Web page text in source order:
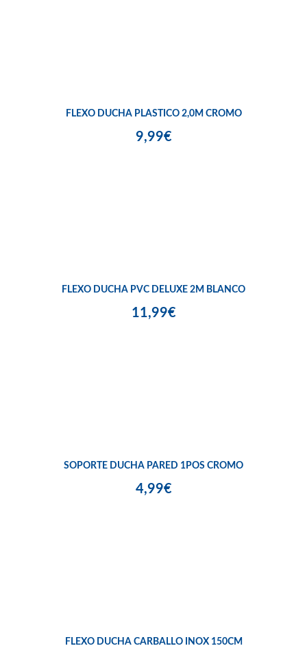
FLEXO DUCHA PLASTICO 2,0M CROMO
9,99€
FLEXO DUCHA PVC DELUXE 2M BLANCO
11,99€
SOPORTE DUCHA PARED 1POS CROMO
4,99€
FLEXO DUCHA CARBALLO INOX 150CM